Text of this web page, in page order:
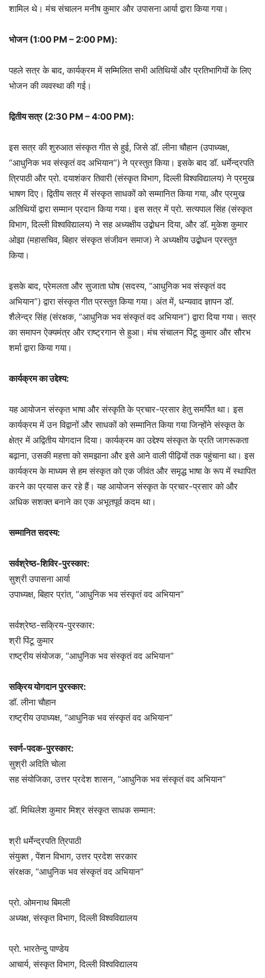
शामिल थे। मंच संचालन मनीष कुमार और उपासना आर्या द्वारा किया गया।
भोजन (1:00 PM – 2:00 PM):
पहले सत्र के बाद, कार्यक्रम में सम्मिलित सभी अतिथियों और प्रतिभागियों के लिए
भोजन की व्यवस्था की गई।
द्वितीय सत्र (2:30 PM – 4:00 PM):
इस सत्र की शुरुआत संस्कृत गीत से हुई, जिसे डॉ. लीना चौहान (उपाध्यक्ष,
“आधुनिक भव संस्कृतं वद अभियान”) ने प्रस्तुत किया। इसके बाद डॉ. धर्मेन्द्रपति
त्रिपाठी और प्रो. दयाशंकर तिवारी (संस्कृत विभाग, दिल्ली विश्वविद्यालय) ने प्रमुख
भाषण दिए। द्वितीय सत्र में संस्कृत साधकों को सम्मानित किया गया, और प्रमुख
अतिथियों द्वारा सम्मान प्रदान किया गया। इस सत्र में प्रो. सत्यपाल सिंह (संस्कृत
विभाग, दिल्ली विश्वविद्यालय) ने सह अध्यक्षीय उद्बोधन दिया, और डॉ. मुकेश कुमार
ओझा (महासचिव, बिहार संस्कृत संजीवन समाज) ने अध्यक्षीय उद्बोधन प्रस्तुत
किया।
इसके बाद, प्रेमलता और सुजाता घोष (सदस्य, “आधुनिक भव संस्कृतं वद
अभियान”) द्वारा संस्कृत गीत प्रस्तुत किया गया। अंत में, धन्यवाद ज्ञापन डॉ.
शैलेन्द्र सिंह (संरक्षक, “आधुनिक भव संस्कृतं वद अभियान”) द्वारा दिया गया। सत्र
का समापन ऐक्यमंत्र और राष्ट्रगान से हुआ। मंच संचालन पिंटू कुमार और सौरभ
शर्मा द्वारा किया गया।
कार्यक्रम का उद्देश्य:
यह आयोजन संस्कृत भाषा और संस्कृति के प्रचार-प्रसार हेतु समर्पित था। इस
कार्यक्रम में उन विद्वानों और साधकों को सम्मानित किया गया जिन्होंने संस्कृत के
क्षेत्र में अद्वितीय योगदान दिया। कार्यक्रम का उद्देश्य संस्कृत के प्रति जागरूकता
बढ़ाना, उसकी महत्ता को समझाना और इसे आने वाली पीढ़ियों तक पहुंचाना था। इस
कार्यक्रम के माध्यम से हम संस्कृत को एक जीवंत और समृद्ध भाषा के रूप में स्थापित
करने का प्रयास कर रहे हैं। यह आयोजन संस्कृत के प्रचार-प्रसार को और
अधिक सशक्त बनाने का एक अभूतपूर्व कदम था।
सम्मानित सदस्य:
सर्वश्रेष्ठ-शिविर-पुरस्कार:
सुश्री उपासना आर्या
उपाध्यक्ष, बिहार प्रांत, “आधुनिक भव संस्कृतं वद अभियान”
सर्वश्रेष्ठ-सक्रिय-पुरस्कार:
श्री पिंटू कुमार
राष्ट्रीय संयोजक, “आधुनिक भव संस्कृतं वद अभियान”
सक्रिय योगदान पुरस्कार:
डॉ. लीना चौहान
राष्ट्रीय उपाध्यक्ष, “आधुनिक भव संस्कृतं वद अभियान”
स्वर्ण-पदक-पुरस्कार:
सुश्री अदिति चोला
सह संयोजिका, उत्तर प्रदेश शासन, “आधुनिक भव संस्कृतं वद अभियान”
डॉ. मिथिलेश कुमार मिश्र संस्कृत साधक सम्मान:
श्री धर्मेन्द्रपति त्रिपाठी
संयुक्त , पेंशन विभाग, उत्तर प्रदेश सरकार
संरक्षक, “आधुनिक भव संस्कृतं वद अभियान”
प्रो. ओमनाथ बिमली
अध्यक्ष, संस्कृत विभाग, दिल्ली विश्वविद्यालय
प्रो. भारतेन्दु पाण्डेय
आचार्य, संस्कृत विभाग, दिल्ली विश्वविद्यालय